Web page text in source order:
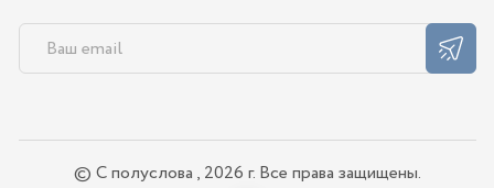
© С полуслова , 2026 г. Все права защищены.